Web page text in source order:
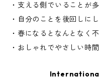
・支える側でいることが
・自分のことを後回しに
・春になるとなんとなく
・おしゃれでやさしい時